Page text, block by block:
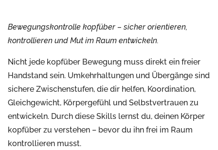
Bewegungskontrolle kopfüber – sicher orientieren,
kontrollieren und Mut im Raum entwickeln.
Nicht jede kopfüber Bewegung muss direkt ein freier
Handstand sein. Umkehrhaltungen und Übergänge sind
sichere Zwischenstufen, die dir helfen, Koordination,
Gleichgewicht, Körpergefühl und Selbstvertrauen zu
entwickeln. Durch diese Skills lernst du, deinen Körper
kopfüber zu verstehen – bevor du ihn frei im Raum
kontrollieren musst.